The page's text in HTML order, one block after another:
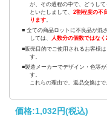
が、その過程の中で、どうし
といたしまして、2割程度の不
ります
■ 全ての商品ロットに不良品が混
しては、 人数分の個数ではな
■販売目的でご使用されるお客様は
す。
■製造メーカーでデザイン・色等
す。
これらの理由で、返品交換は
価格:1,032円(税込)